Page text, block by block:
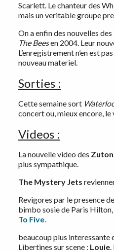
Scarlett. Le chanteur des
mais un veritable groupe
On a enfin des nouvelles des
The Beesen 2004. Leur
L’enregistrement n’en est
nouveau materiel.
Sorties :
Cette semaine sort
concert ou, mieux encore,
Videos :
La nouvelle video des
plus sympathique.
The Mystery Jets
Revigores par le presence
bimbo sosie de Paris Hilton,
To Five.
beaucoup plus interessante
Libertines sur scene : Louie.